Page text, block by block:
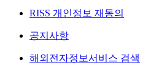
RISS 개인정보 재동의
공지사항
해외전자정보서비스 검색